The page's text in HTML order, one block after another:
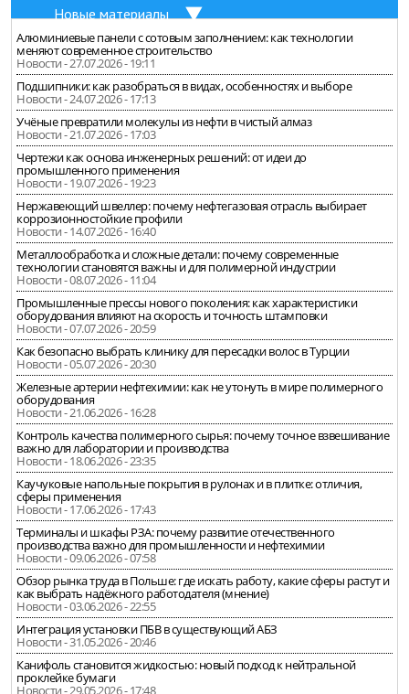
Новые материалы
Алюминиевые панели с сотовым заполнением: как технологии
меняют современное строительство
Новости - 27.07.2026 - 19:11
Подшипники: как разобраться в видах, особенностях и выборе
Новости - 24.07.2026 - 17:13
Учёные превратили молекулы из нефти в чистый алмаз
Новости - 21.07.2026 - 17:03
Чертежи как основа инженерных решений: от идеи до
промышленного применения
Новости - 19.07.2026 - 19:23
Нержавеющий швеллер: почему нефтегазовая отрасль выбирает
коррозионностойкие профили
Новости - 14.07.2026 - 16:40
Металлообработка и сложные детали: почему современные
технологии становятся важны и для полимерной индустрии
Новости - 08.07.2026 - 11:04
Промышленные прессы нового поколения: как характеристики
оборудования влияют на скорость и точность штамповки
Новости - 07.07.2026 - 20:59
Как безопасно выбрать клинику для пересадки волос в Турции
Новости - 05.07.2026 - 20:30
Железные артерии нефтехимии: как не утонуть в мире полимерного
оборудования
Новости - 21.06.2026 - 16:28
Контроль качества полимерного сырья: почему точное взвешивание
важно для лаборатории и производства
Новости - 18.06.2026 - 23:35
Каучуковые напольные покрытия в рулонах и в плитке: отличия,
сферы применения
Новости - 17.06.2026 - 17:43
Терминалы и шкафы РЗА: почему развитие отечественного
производства важно для промышленности и нефтехимии
Новости - 09.06.2026 - 07:58
Обзор рынка труда в Польше: где искать работу, какие сферы растут и
как выбрать надёжного работодателя (мнение)
Новости - 03.06.2026 - 22:55
Интеграция установки ПБВ в существующий АБЗ
Новости - 31.05.2026 - 20:46
Канифоль становится жидкостью: новый подход к нейтральной
проклейке бумаги
Новости - 29.05.2026 - 17:48